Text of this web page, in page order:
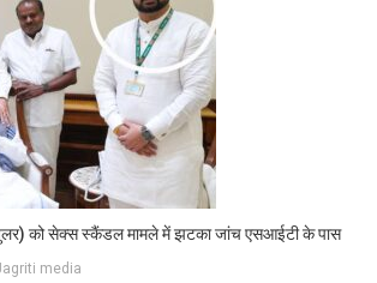
को सेक्स स्कैंडल मामले में झटका जांच एसआईटी के पास
media